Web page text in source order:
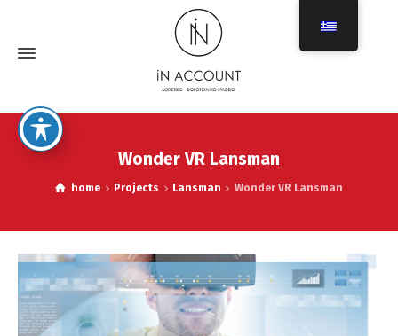
Wonder VR Lansman
home Projects Lansman Wonder VR Lansman